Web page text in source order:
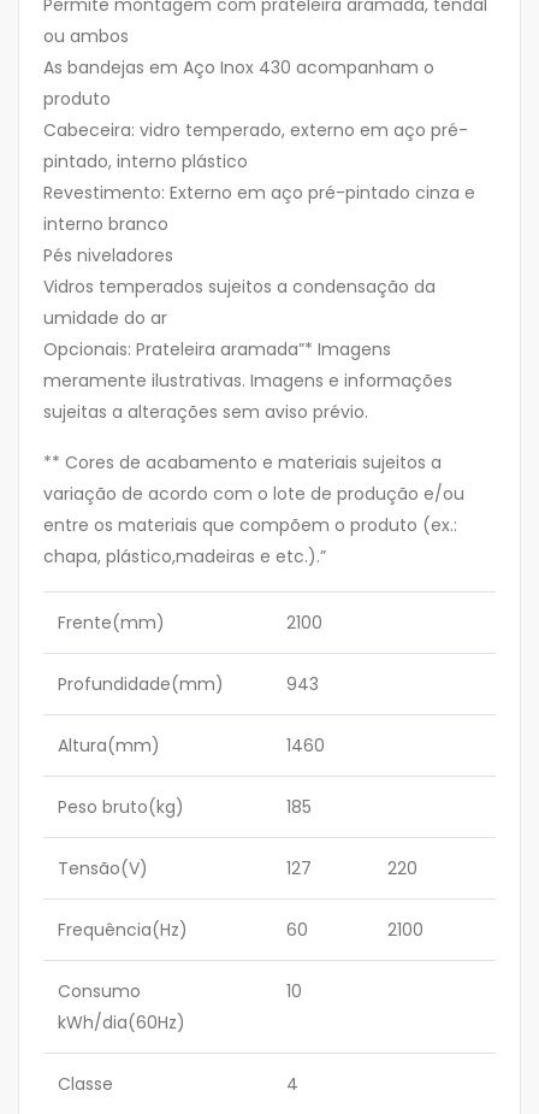
Permite montagem com prateleira aramada, tendal
ou ambos
As bandejas em Aço Inox 430 acompanham o
produto
Cabeceira: vidro temperado, externo em aço pré-
pintado, interno plástico
Revestimento: Externo em aço pré-pintado cinza e
interno branco
Pés niveladores
Vidros temperados sujeitos a condensação da
umidade do ar
Opcionais: Prateleira aramada”* Imagens
meramente ilustrativas. Imagens e informações
sujeitas a alterações sem aviso prévio.
** Cores de acabamento e materiais sujeitos a
variação de acordo com o lote de produção e/ou
entre os materiais que compõem o produto (ex.:
chapa, plástico,madeiras e etc.).”
Frente(mm) 2100
Profundidade(mm) 943
Altura(mm) 1460
Peso bruto(kg) 185
Tensão(V) 127 220
Frequência(Hz) 60 2100
Consumo
kWh/dia(60Hz)
10
Classe 4